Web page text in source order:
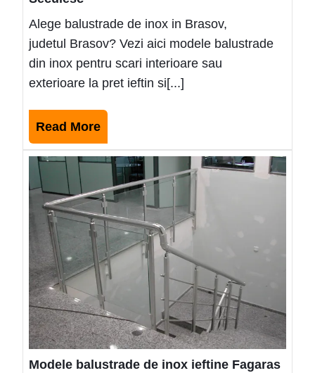
Alege balustrade de inox in Brasov,
judetul Brasov? Vezi aici modele balustrade
din inox pentru scari interioare sau
exterioare la pret ieftin si[...]
Read MoreRead
More
Modele balustrade de inox ieftine Fagaras